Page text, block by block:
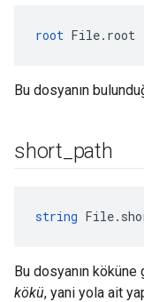
root File.root
Bu dosyanın
short path
string
Bu dosyanın köküne
kökü, yani yola ait